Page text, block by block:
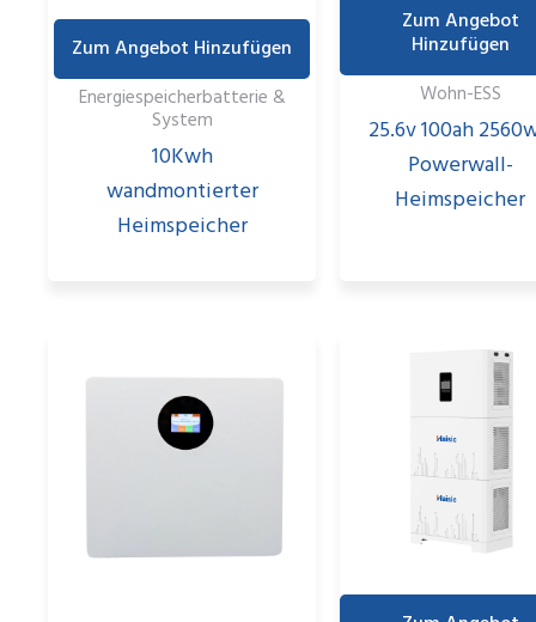
Zum Angebot Hinzufügen
Energiespeicherbatterie &
System
10Kwh
wandmontierter
Heimspeicher
Zum Angebot
Hinzufügen
Wohn-ESS
25.6v 100ah
Powerwall-
Heimspeicher